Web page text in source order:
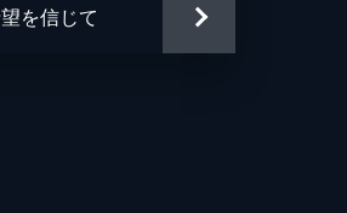
を信じて